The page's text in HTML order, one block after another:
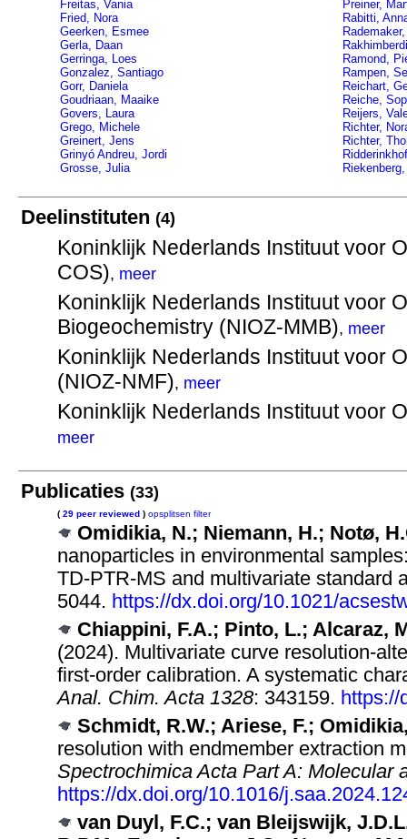
Freitas, Vania
Fried, Nora
Geerken, Esmee
Gerla, Daan
Gerringa, Loes
Gonzalez, Santiago
Gorr, Daniela
Goudriaan, Maaike
Govers, Laura
Grego, Michele
Greinert, Jens
Grinyó Andreu, Jordi
Grosse, Julia
Preiner,
Rabitti,
Ramond,
Rampen,
Reichart,
Reiche,
Reijers,
Richter,
Richter,
Deelinstituten (4)
Koninklijk Nederlands Instituut voor
COS), meer
Koninklijk Nederlands Instituut voor
Biogeochemistry (NIOZ-MMB), meer
Koninklijk Nederlands Instituut voor
(NIOZ-NMF), meer
Koninklijk Nederlands Instituut voor
meer
Publicaties (33)
( 29 peer reviewed) opsplitsen filter
Omidikia, N.; Niemann, H.; Notø,
nanoparticles in environmental
TD-PTR-MS and multivariate standard
5044. https://dx.doi.org/10.1021/
Chiappini, F.A.; Pinto, L.; Alcaraz,
(2024). Multivariate curve resolution-
first-order calibration. A systematic
Anal. Chim. Acta 1328: 343159. https://
Schmidt, R.W.; Ariese, F.;
resolution with endmember extraction
Spectrochimica Acta Part A: Molecular
https://dx.doi.org/10.1016/
van Duyl, F.C.; van Bleijswijk,